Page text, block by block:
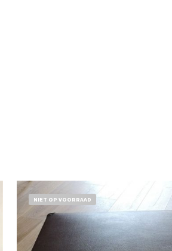
NIET OP VOORRAAD